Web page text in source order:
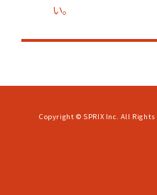
い。
Copyright © SPRIX Inc. All Rights